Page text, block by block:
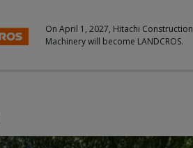
On April 1, 2027, Hitachi Construction
Machinery will become LANDCROS.